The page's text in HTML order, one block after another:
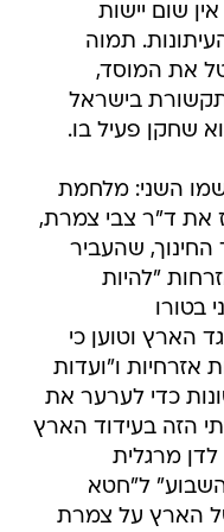
שום יישות
תמוה
את המוסד,
בישראל
שחקן פעיל בו.
השני: מלחמת
את ד"ר צבי צמרת,
שהעביר
"להיות
בטורו
הארץ וטוען כי
אזרחיות ו"ועדות
כדי לערער את
הזה בעידוד הארץ
מרגלית
ל"חטא
הארץ על צמרת